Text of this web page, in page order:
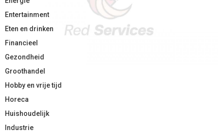
Entertainment
Eten en drinken
Financieel
Gezondheid
Groothandel
Hobby en vrije tijd
Horeca
Huishoudelijk
Industrie